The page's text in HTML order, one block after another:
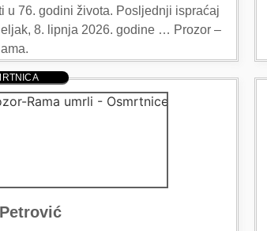
u 76. godini života. Posljednji ispraćaj
8. lipnja 2026. godine … Prozor –